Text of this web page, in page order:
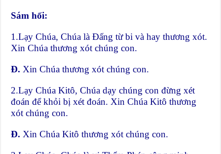
Sám hối:
1.Lạy Chúa, Chúa là Đấng từ bi và hay thương xót.
Xin Chúa thương xót chúng con.
Đ. Xin Chúa thương xót chúng con.
2.Lạy Chúa Kitô, Chúa dạy chúng con đừng xét
đoán để khỏi bị xét đoán. Xin Chúa Kitô thương
xót chúng con.
Đ. Xin Chúa Kitô thương xót chúng con.